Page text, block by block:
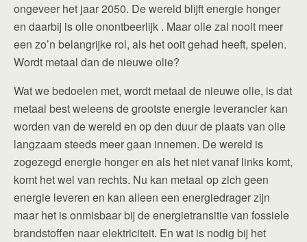
ongeveer het jaar 2050. De wereld blijft energie honger
en daarbij is olie onontbeerlijk . Maar olie zal nooit meer
een zo’n belangrijke rol, als het ooit gehad heeft, spelen.
Wordt metaal dan de nieuwe olie?
Wat we bedoelen met, wordt metaal de nieuwe olie, is dat
metaal best weleens de grootste energie leverancier kan
worden van de wereld en op den duur de plaats van olie
langzaam steeds meer gaan innemen. De wereld is
zogezegd energie honger en als het niet vanaf links komt,
komt het wel van rechts. Nu kan metaal op zich geen
energie leveren en kan alleen een energiedrager zijn
maar het is onmisbaar bij de energietransitie van fossiele
brandstoffen naar elektriciteit. En wat is nodig bij het